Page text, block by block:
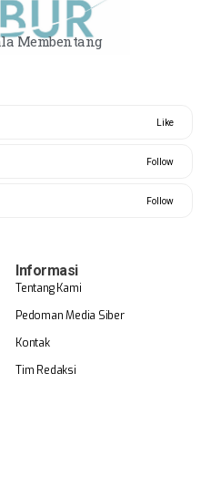
Membentang
Like
Follow
Follow
Informasi
Tentang Kami
Pedoman Media Siber
Kontak
Tim Redaksi